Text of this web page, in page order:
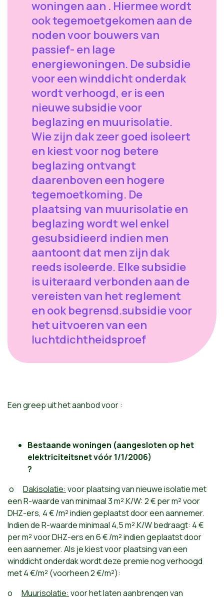
woningen aan . Hiermee wordt
ook tegemoetgekomen aan de
noden voor bouwers van
passief- en lage
energiewoningen. De subsidie
voor een winddicht onderdak
wordt verhoogd, er is een
nieuwe subsidie voor
beglazing en muurisolatie.
Wie zijn dak zeer goed isoleert
en kiest voor nog betere
beglazing ontvangt
daarenboven een hogere
tegemoetkoming. De
plaatsing van muurisolatie en
beglazing wordt wel enkel
gesubsidieerd indien men
aantoont dat men zijn dak
reeds isoleerde. Elke subsidie
is uiteraard verbonden aan de
vereisten van het reglement
en ook begrensd.subsidie voor
het uitvoeren van een
luchtdichtheidsproef
Een greep uit het aanbod voor :
Bestaande woningen (aangesloten op het
elektriciteitsnet vóór 1/1/2006)
?
o Dakisolatie: voor plaatsing van nieuwe isolatie met
een R-waarde van minimaal 3 m².K/W: 2 € per m² voor
DHZ-ers, 4 € /m² indien geplaatst door een aannemer.
Indien de R-waarde minimaal 4,5 m².K/W bedraagt: 4 €
per m² voor DHZ-ers en 6 € /m² indien geplaatst door
een aannemer. Als je kiest voor plaatsing van een
winddicht onderdak wordt deze premie nog verhoogd
met 4 €/m² (voorheen 2 €/m²):
o Muurisolatie: voor het laten aanbrengen van